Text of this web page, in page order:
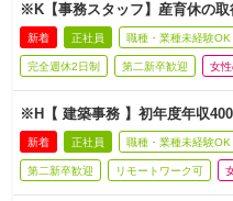
※K【事務スタッフ】産育休の取
新着 正社員 職種・業種未経験OK
完全週休2日制 第二新卒歓迎 女
※H【 建築事務 】初年度年収
新着 正社員 職種・業種未経験OK
第二新卒歓迎 リモートワーク可